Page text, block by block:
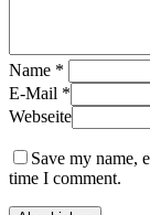
Name *
E-Mail *
Webseite
Save my name,
time I comment.